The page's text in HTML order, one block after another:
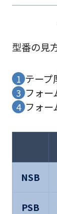
型番の見
1 テープ
3 フォー
4 フォ
NSB
PSB